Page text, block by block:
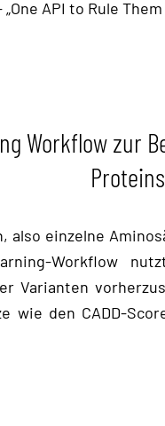
API to Rule
Workflow zur
also einzelne
Workflow
Varianten
wie den CADD-